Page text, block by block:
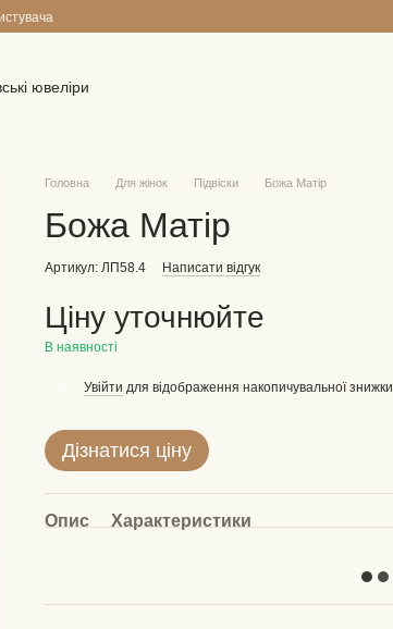
Головна Для жінок Підвіски Божа Матір
Божа Матір
Артикул: ЛП58.4 Написати відгук
Ціну уточнюйте
В наявності
Увійти для відображення накопичувальної знижки
Дізнатися ціну
Опис Характеристики